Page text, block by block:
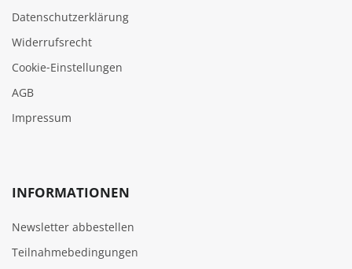
Datenschutzerklärung
Widerrufsrecht
Cookie‑Einstellungen
AGB
Impressum
INFORMATIONEN
Newsletter abbestellen
Teilnahmebedingungen